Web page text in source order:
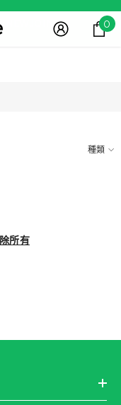
:NEWJOIN
00
種類
所有